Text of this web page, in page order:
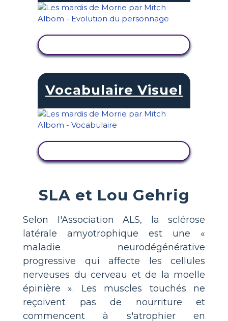
Vocabulaire Visuel
SLA et Lou Gehrig
Selon l'Association ALS, la sclérose
latérale amyotrophique est une «
maladie neurodégénérative
progressive qui affecte les cellules
nerveuses du cerveau et de la moelle
épinière ». Les muscles touchés ne
reçoivent pas de nourriture et
commencent à s'atrophier en